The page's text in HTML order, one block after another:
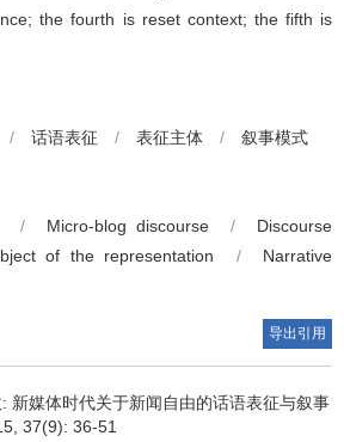
the fourth is reset context; the fifth is
/ 话语表征 / 表征主体 / 叙事模式
/ Micro-blog discourse /
Discourse
of the representation /
Narrative
导出引用
新媒体时代关于新闻自由的话语表征与叙事
37(9): 36-51